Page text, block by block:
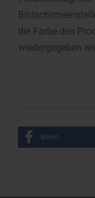
die Farbe des
wiedergegeben
teilen